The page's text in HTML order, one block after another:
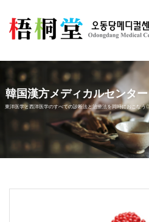
韓国漢方メディカルセンタ
東洋医学と西洋医学のすべての診断法と治療法を同時におこなう